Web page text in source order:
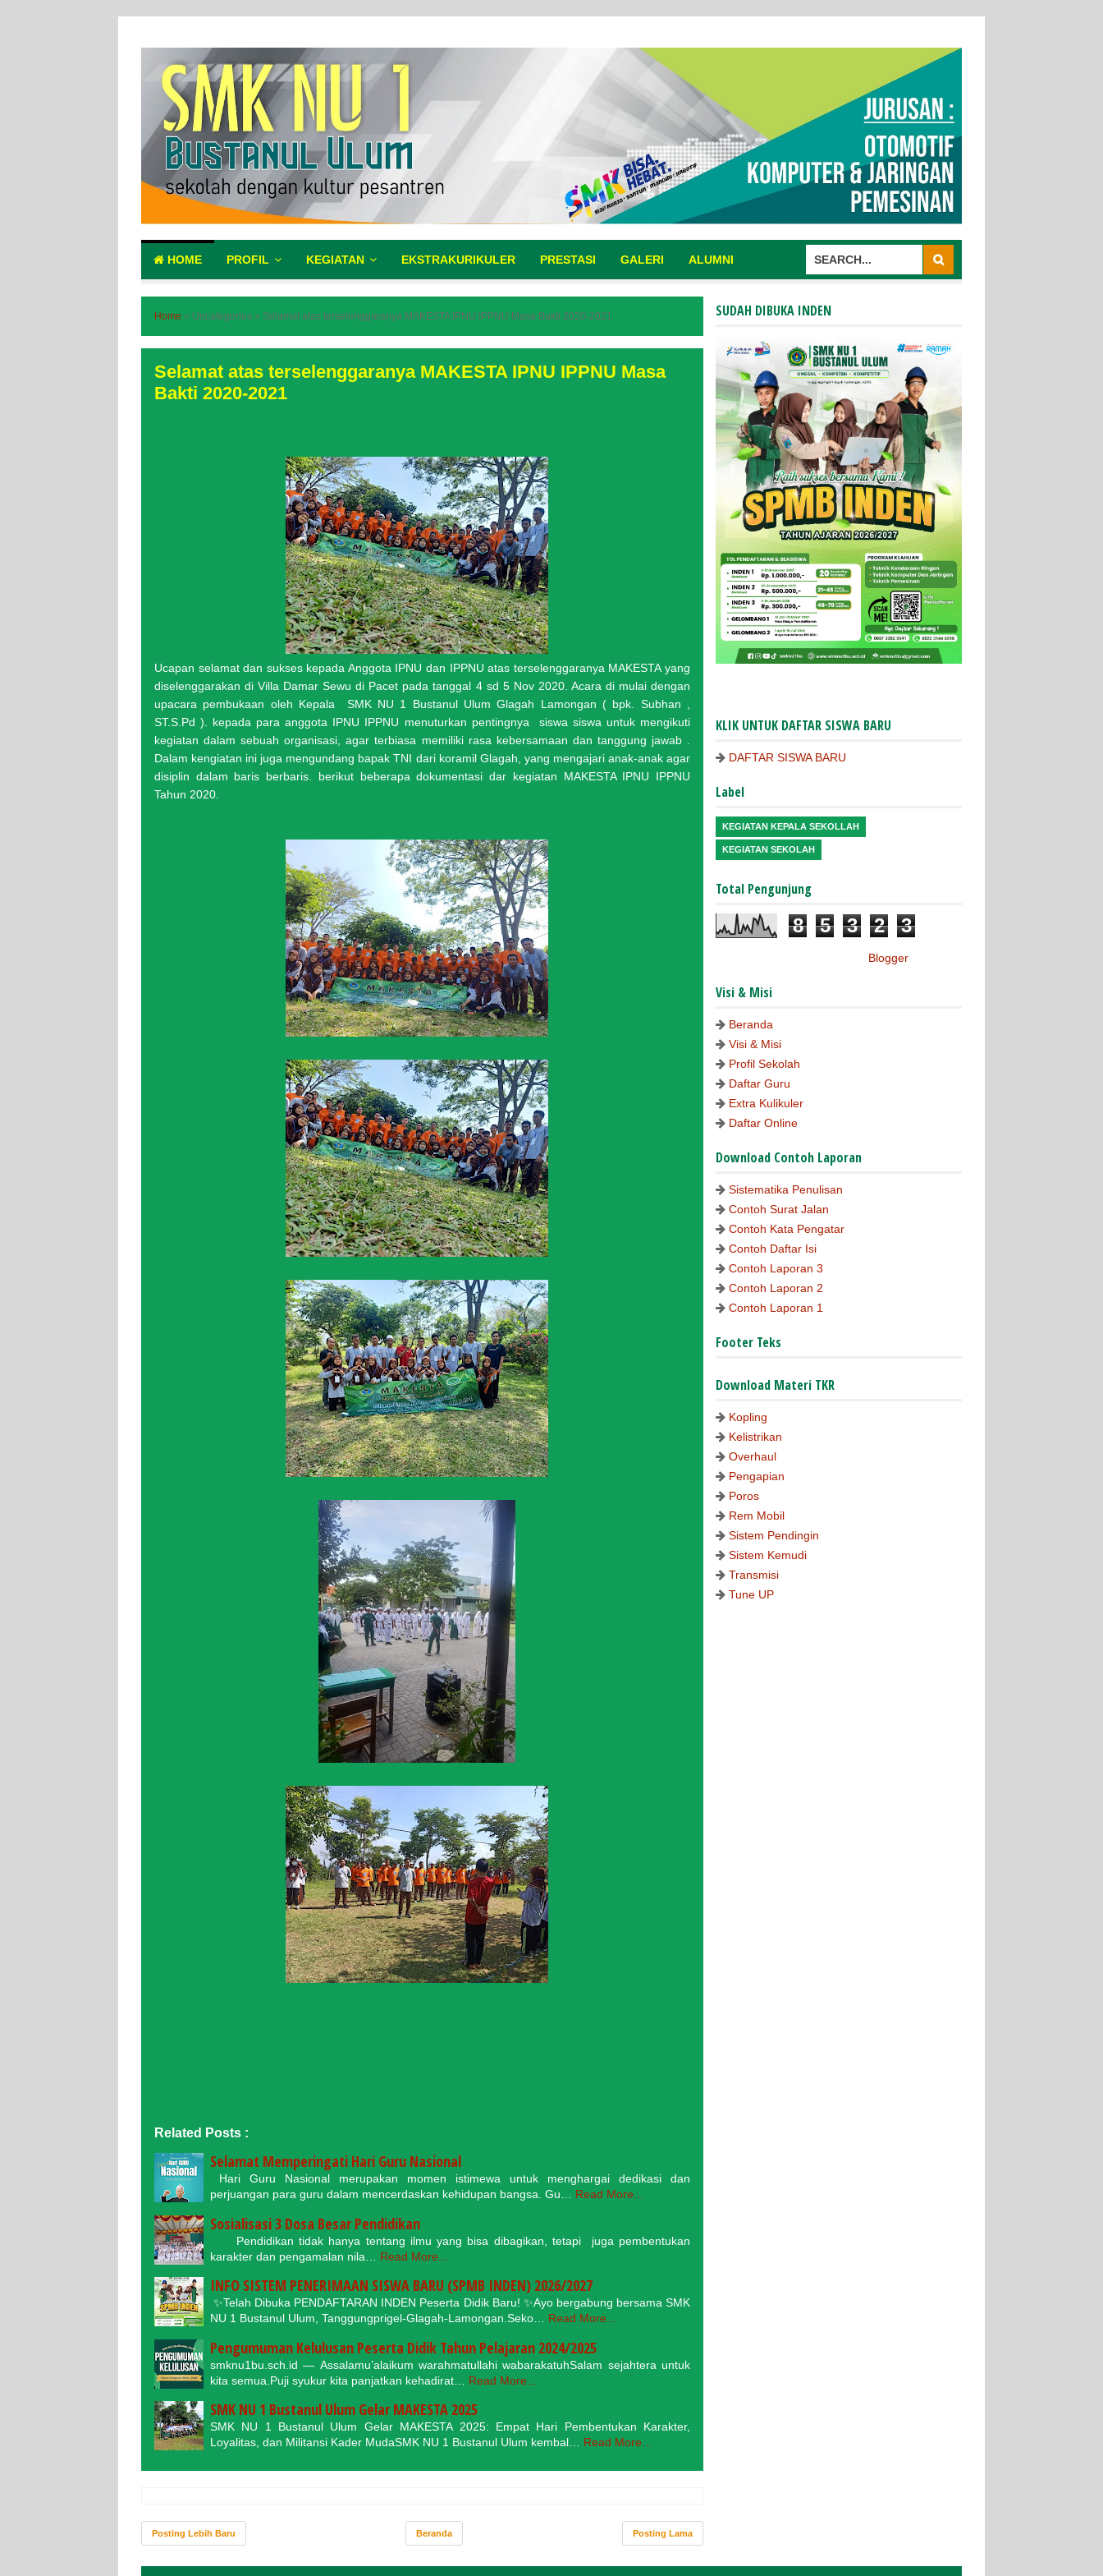
HOME PROFIL KEGIATAN EKSTRAKURIKULER PRESTASI GALERI ALUMNI
Home » Uncategories » Selamat atas terselenggaranya MAKESTA IPNU IPPNU Masa Bakti 2020-2021
Selamat atas terselenggaranya MAKESTA IPNU IPPNU Masa
Bakti 2020-2021
Ucapan selamat dan sukses kepada Anggota IPNU dan IPPNU atas terselenggaranya MAKESTA yang
diselenggarakan di Villa Damar Sewu di Pacet pada tanggal 4 sd 5 Nov 2020. Acara di mulai dengan
upacara pembukaan oleh Kepala SMK NU 1 Bustanul Ulum Glagah Lamongan ( bpk. Subhan ,
ST.S.Pd ). kepada para anggota IPNU IPPNU menuturkan pentingnya siswa siswa untuk mengikuti
kegiatan dalam sebuah organisasi, agar terbiasa memiliki rasa kebersamaan dan tanggung jawab .
Dalam kengiatan ini juga mengundang bapak TNI dari koramil Glagah, yang mengajari anak-anak agar
disiplin dalam baris berbaris. berikut beberapa dokumentasi dar kegiatan MAKESTA IPNU IPPNU
Tahun 2020.
Related Posts :
Selamat Memperingati Hari Guru Nasional
Hari Guru Nasional merupakan momen istimewa untuk menghargai dedikasi dan
perjuangan para guru dalam mencerdaskan kehidupan bangsa. Gu…
Read More...
Sosialisasi 3 Dosa Besar Pendidikan
Pendidikan tidak hanya tentang ilmu yang bisa dibagikan, tetapi juga pembentukan
karakter dan pengamalan nila…
Read More...
INFO SISTEM PENERIMAAN SISWA BARU (SPMB INDEN) 2026/2027
✨Telah Dibuka PENDAFTARAN INDEN Peserta Didik Baru! ✨Ayo bergabung bersama SMK
NU 1 Bustanul Ulum, Tanggungprigel-Glagah-Lamongan.Seko…
Read More...
Pengumuman Kelulusan Peserta Didik Tahun Pelajaran 2024/2025
smknu1bu.sch.id — Assalamu’alaikum warahmatullahi wabarakatuhSalam sejahtera untuk
kita semua.Puji syukur kita panjatkan kehadirat…
Read More...
SMK NU 1 Bustanul Ulum Gelar MAKESTA 2025
SMK NU 1 Bustanul Ulum Gelar MAKESTA 2025: Empat Hari Pembentukan Karakter,
Loyalitas, dan Militansi Kader MudaSMK NU 1 Bustanul Ulum kembal…
Read More...
Posting Lebih Baru Posting Lama
Beranda
SUDAH DIBUKA INDEN
KLIK UNTUK DAFTAR SISWA BARU
DAFTAR SISWA BARU
Label
KEGIATAN KEPALA SEKOLLAH
KEGIATAN SEKOLAH
Total Pengunjung
8 5 3 2 3
Blogger.
Visi & Misi
Beranda
Visi & Misi
Profil Sekolah
Daftar Guru
Extra Kulikuler
Daftar Online
Download Contoh Laporan
Sistematika Penulisan
Contoh Surat Jalan
Contoh Kata Pengatar
Contoh Daftar Isi
Contoh Laporan 3
Contoh Laporan 2
Contoh Laporan 1
Footer Teks
Download Materi TKR
Kopling
Kelistrikan
Overhaul
Pengapian
Poros
Rem Mobil
Sistem Pendingin
Sistem Kemudi
Transmisi
Tune UP